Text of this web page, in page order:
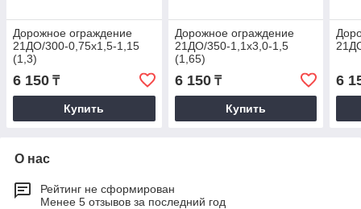
Дорожное ограждение
21ДО/300-0,75х1,5-1,15
(1,3)
6 150 ₸
Купить
Дорожное ограждение
21ДО/350-1,1x3,0-1,5
(1,65)
6 150₸
Купить
6
О нас
Рейтинг не сформирован
Менее 5 отзывов за последний год